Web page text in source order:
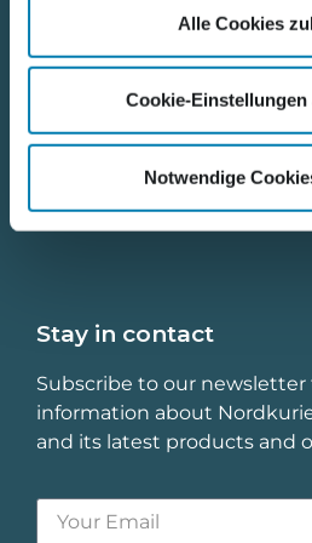
Alle Cookies
Cookie-Einstellungen
Notwendige
Career
Privacy Policy
Legal notice
Stay in contact
Subscribe to our newsletter
information about
and its latest products and